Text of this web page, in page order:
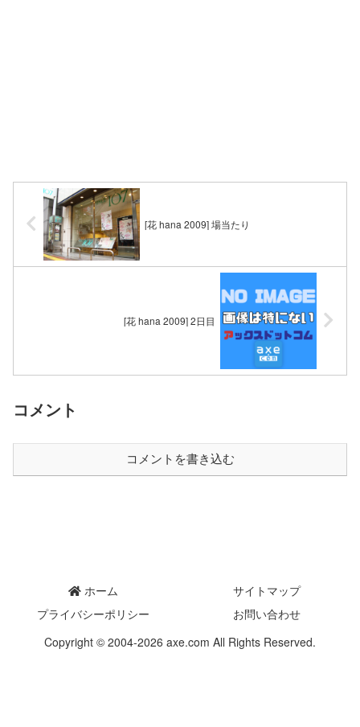
[花 hana 2009] 場当たり
[花 hana 2009] 2日目
コメント
コメントを書き込む
ホーム
サイトマップ
プライバシーポリシー
お問い合わせ
Copyright © 2004-2026 axe.com All Rights Reserved.